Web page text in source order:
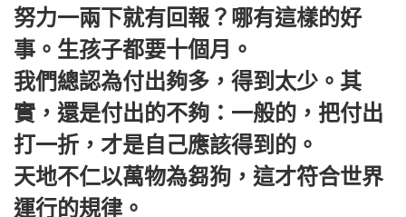
努力一兩下就有回報？哪有這樣的好
事。生孩子都要十個月。
我們總認為付出夠多，得到太少。其
實，還是付出的不夠：一般的，把付出
打一折，才是自己應該得到的。
天地不仁以萬物為芻狗，這才符合世界
運行的規律。